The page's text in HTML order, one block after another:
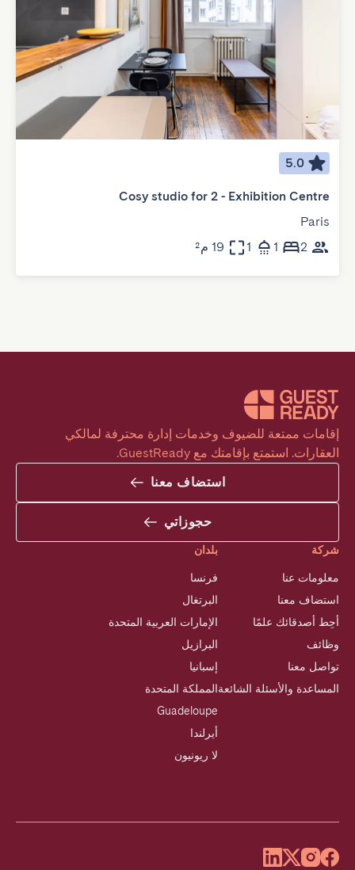
5.0
Cosy studio for 2 - Exhibition Centre
Paris
2
1
1 19 م²
العقارات. استمتع بإقامتك مع GuestReady.
استضاف معنا
حجوزاتي
شركة
معلومات عنا
استضاف معنا
أحِط أصدقائك علمًا
وظائف
تواصل معنا
المساعدة والأسئلة الشائعة
بلدان
فرنسا
البرتغال
الإمارات العربية المتحدة
البرازيل
إسبانيا
المملكة المتحدة
Guadeloupe
أيرلندا
لا ريونيون